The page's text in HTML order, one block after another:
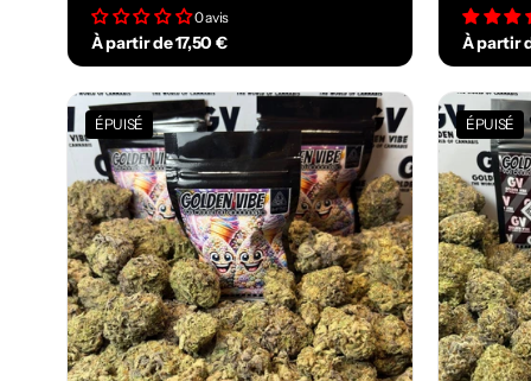
0 avis
À partir de 17,50 € À partir
ÉPUISÉ ÉPUISÉ